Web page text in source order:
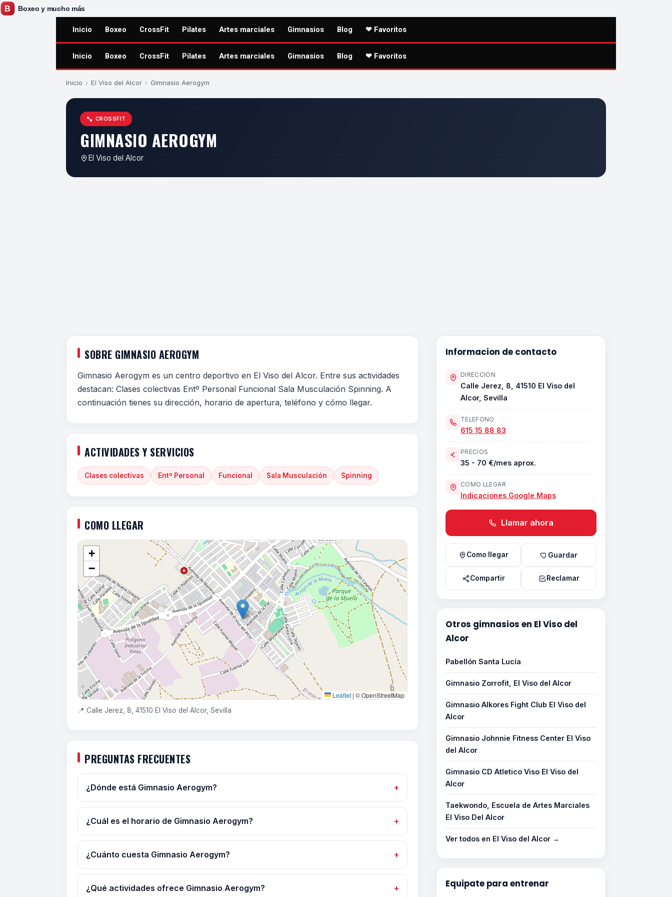
Inicio Boxeo CrossFit Pilates Artes marciales Gimnasios Blog ❤ Favoritos
Inicio Boxeo CrossFit Pilates Artes marciales Gimnasios Blog ❤ Favoritos
Inicio › El Viso del Alcor › Gimnasio Aerogym
CROSSFIT
GIMNASIO AEROGYM
El Viso del Alcor
SOBRE GIMNASIO AEROGYM
Gimnasio Aerogym es un centro deportivo en El Viso del Alcor. Entre sus actividades
destacan: Clases colectivas Entº Personal Funcional Sala Musculación Spinning. A
continuación tienes su dirección, horario de apertura, teléfono y cómo llegar.
ACTIVIDADES Y SERVICIOS
Clases colectivas Entº Personal Funcional Sala Musculación Spinning
COMO LLEGAR
+
−
Leaflet | © OpenStreetMap
📍 Calle Jerez, 8, 41510 El Viso del Alcor, Sevilla
PREGUNTAS FRECUENTES
¿Dónde está Gimnasio Aerogym?
¿Cuál es el horario de Gimnasio Aerogym?
¿Cuánto cuesta Gimnasio Aerogym?
¿Qué actividades ofrece Gimnasio Aerogym?
Informacion de contacto
DIRECCION
Calle Jerez, 8, 41510 El Viso del
Alcor, Sevilla
TELEFONO
615 15 88 83
PRECIOS
35 - 70 €/mes aprox.
COMO LLEGAR
Indicaciones Google Maps
Llamar ahora
Como llegar Guardar
Compartir Reclamar
Otros gimnasios en El Viso del
Alcor
Pabellón Santa Lucía
Gimnasio Zorrofit, El Viso del Alcor
Gimnasio Alkores Fight Club El Viso del
Alcor
Gimnasio Johnnie Fitness Center El Viso
del Alcor
Gimnasio CD Atletico Viso El Viso del
Alcor
Taekwondo, Escuela de Artes Marciales
El Viso Del Alcor
Ver todos en El Viso del Alcor →
Equipate para entrenar